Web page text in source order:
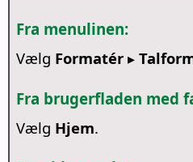
Fra menulinen:
Vælg Formatér ▸
Fra brugerfladen med
Vælg Hjem.